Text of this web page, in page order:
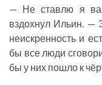
— Не ставлю я
вздохнул Ильин. —
неискренность и
бы все люди
бы у них пошло к